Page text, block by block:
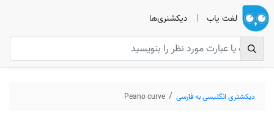
لغت یاب | دیکشنری‌ها
دیکشنری انگلیسی به فارسی Peano curve